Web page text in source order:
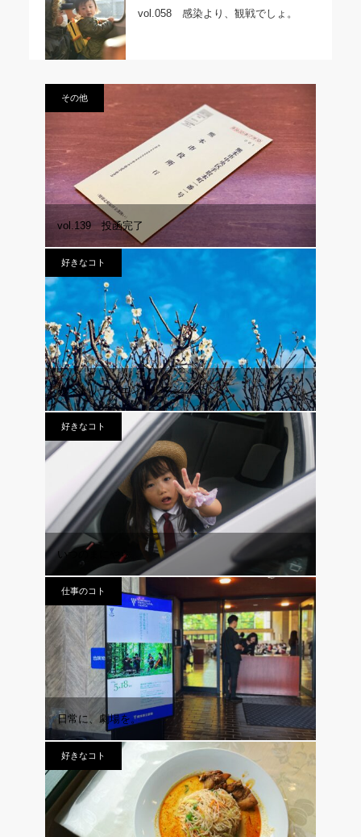
vol.058 感染より、観戦でしょ。
その他
vol.139 投函完了
好きなコト
カントリージェントルマン
好きなコト
いつのまにやら
仕事のコト
日常に、劇場を。
好きなコト